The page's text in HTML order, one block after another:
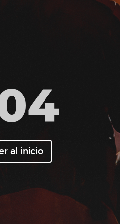
al inicio